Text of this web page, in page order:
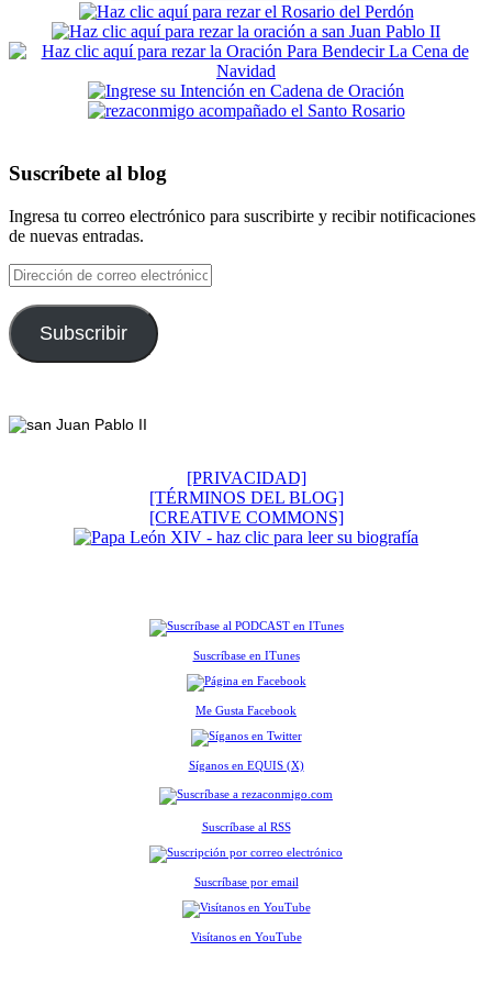
Suscríbete al blog
Ingresa tu correo electrónico para suscribirte y recibir notificaciones
de nuevas entradas.
Dirección
de
correo
electrónico
Subscribir
[PRIVACIDAD]
[TÉRMINOS DEL BLOG]
[CREATIVE COMMONS]
Suscríbase en ITunes
Me Gusta Facebook
Síganos en EQUIS (X)
Suscríbase al RSS
Suscríbase por email
Visítanos en YouTube